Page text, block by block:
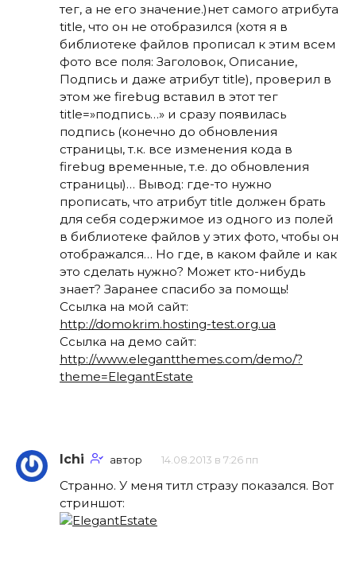
тег, а не его значение.)нет самого атрибута
title, что он не отобразился (хотя я в
библиотеке файлов прописал к этим всем
фото все поля: Заголовок, Описание,
Подпись и даже атрибут title), проверил в
этом же firebug вставил в этот тег
title=»подпись…» и сразу появилась
подпись (конечно до обновления
страницы, т.к. все изменения кода в
firebug временные, т.е. до обновления
страницы)… Вывод: где-то нужно
прописать, что атрибут title должен брать
для себя содержимое из одного из полей
в библиотеке файлов у этих фото, чтобы он
отображался… Но где, в каком файле и как
это сделать нужно? Может кто-нибудь
знает? Заранее спасибо за помощь!
Ссылка на мой сайт:
http://domokrim.hosting-test.org.ua
Ссылка на демо сайт:
http://www.elegantthemes.com/demo/?
theme=ElegantEstate
Ichi автор 14.08.2013 в 7:26 пп
Странно. У меня титл стразу показался. Вот
стриншот: